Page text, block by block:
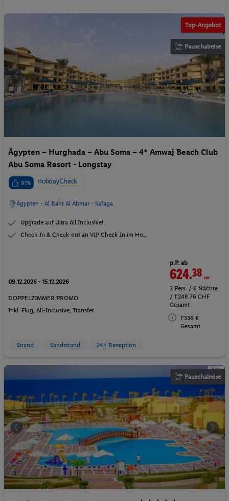
Top-Angebot
Pauschalreise
Ägypten – Hurghada – Abu Soma – 4* Amwaj Beach Club
Abu Soma Resort - Longstay
91%
Ägypten - Al Bahr Al Ahmar - Safaga
Upgrade auf Ultra All Inclusive!
Check-In & Check-out an VIP Check-In im Ho...
09.12.2026 - 15.12.2026
DOPPELZIMMER PROMO
Inkl. Flug, All-Inclusive , Transfer
p.P. ab
624.38CHF
2 Pers. / 6 Nächte
/ 1'248.76 CHF
Gesamt
1'336 €
Gesamt
Strand Sandstrand 24h Rezeption
Pauschalreise